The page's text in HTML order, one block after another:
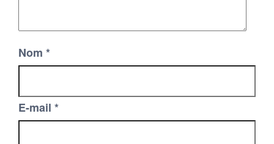
Nom *
E-mail *